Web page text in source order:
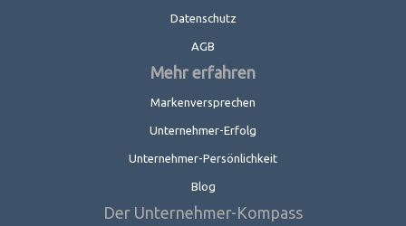
Datenschutz
AGB
Mehr erfahren
Markenversprechen
Unternehmer-Erfolg
Unternehmer-Persönlichkeit
Blog
Der Unternehmer-Kompass